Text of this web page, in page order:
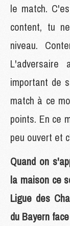
le match.
content, tu
niveau.
important de
match à ce
points. En ce
peu ouvert et
Quand on
la maison ce
Ligue des
du Bayern